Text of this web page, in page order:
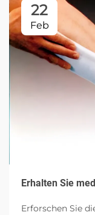
22
Feb
Erhalten Sie
Erforschen Sie